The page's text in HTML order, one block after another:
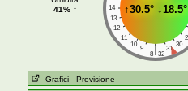
41% ↑
14
13
12
11
10
30
9 31
|
8 32
↑30.5° ↓18.5°
Grafici - Previsione